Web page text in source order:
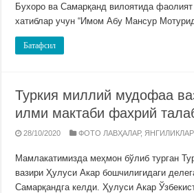
Бухоро ва Самарқанд вилоятида
хатиблар учун “Имом Абу Мансур
Батафсил
Туркия миллий мудофаа
илми мактаби фахрий
28/10/2020 ФОТО ЛАВҲАЛАР, ЯНГИЛИКЛАР
Мамлакатимизда меҳмон бўлиб турган
вазири Ҳулуси Акар бошчилигидаги
Самарқандга келди. Ҳулуси Акар